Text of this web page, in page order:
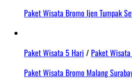
Paket Wisata Bromo Ijen Tumpak
Paket Wisata 5 Hari / Paket
Paket Wisata Bromo Malang